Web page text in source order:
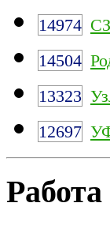
14974
14504
13323
12697